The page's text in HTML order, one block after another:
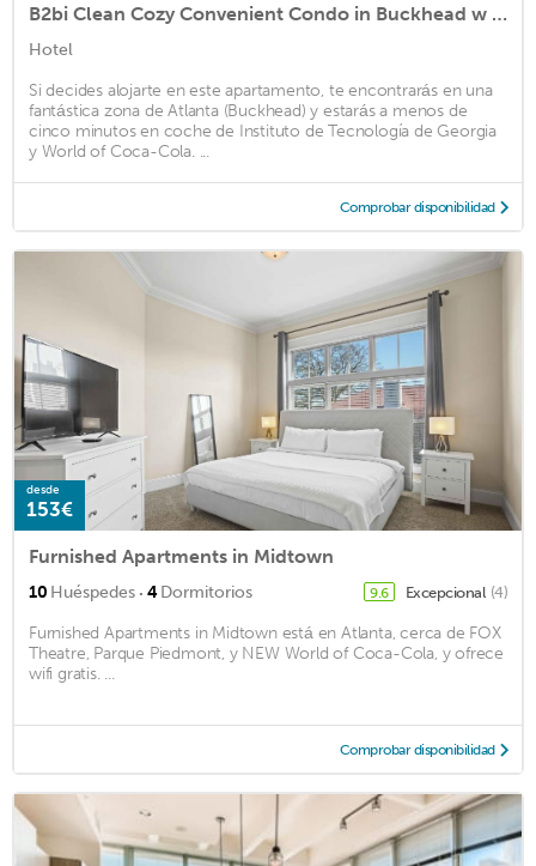
B2bi Clean Cozy Convenient Condo in Buckhead w Free Parking
Hotel
Si decides alojarte en este apartamento, te encontrarás en una
fantástica zona de Atlanta (Buckhead) y estarás a menos de
cinco minutos en coche de Instituto de Tecnología de Georgia
y World of Coca-Cola. ...
Comprobar disponibilidad
desde
153€
Furnished Apartments in Midtown
10 Huéspedes · 4Dormitorios 9.6 Excepcional (4)
Furnished Apartments in Midtown está en Atlanta, cerca de FOX
Theatre, Parque Piedmont, y NEW World of Coca-Cola, y ofrece
wifi gratis. ...
Comprobar disponibilidad